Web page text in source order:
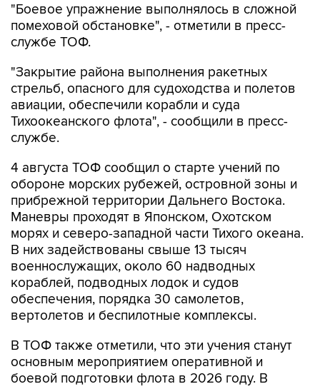
"Боевое упражнение выполнялось в сложной
помеховой обстановке", - отметили в пресс-
службе ТОФ.
"Закрытие района выполнения ракетных
стрельб, опасного для судоходства и полетов
авиации, обеспечили корабли и суда
Тихоокеанского флота", - сообщили в пресс-
службе.
4 августа ТОФ сообщил о старте учений по
обороне морских рубежей, островной зоны и
прибрежной территории Дальнего Востока.
Маневры проходят в Японском, Охотском
морях и северо-западной части Тихого океана.
В них задействованы свыше 13 тысяч
военнослужащих, около 60 надводных
кораблей, подводных лодок и судов
обеспечения, порядка 30 самолетов,
вертолетов и беспилотные комплексы.
В ТОФ также отметили, что эти учения станут
основным мероприятием оперативной и
боевой подготовки флота в 2026 году. В